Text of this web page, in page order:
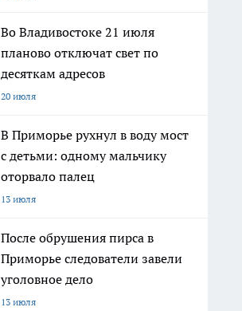
Во Владивостоке 21 июля
планово отключат свет по
десяткам адресов
20 июля
В Приморье рухнул в воду мост
с детьми: одному мальчику
оторвало палец
13 июля
После обрушения пирса в
Приморье следователи завели
уголовное дело
13 июля